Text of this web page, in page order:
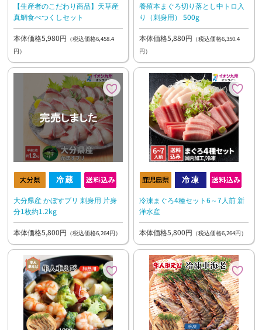
【生産者のこだわり商品】天草産
真鯛食べつくしセット
本体価格5,980円 （税込価格6,458.4
円）
養殖本まぐろ切り落とし中トロ入
り（刺身用） 500g
本体価格5,880円 （税込価格6,350.4
円）
大分県産 かぼすブリ 刺身用 片身
分1枚約1.2kg
本体価格5,800円 （税込価格6,264円）
冷凍まぐろ4種セット6～7人前 新
洋水産
本体価格5,800円 （税込価格6,264円）